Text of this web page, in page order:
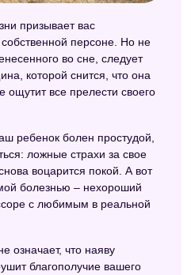
призывает вас
персоне. Но не
во сне, следует
которой снится, что она
ощутит все прелести своего
ребенок болен простудой,
ложные страхи за свое
воцарится покой. А вот
болезнью – нехороший
с любимым в реальной
означает, что наяву
благополучие вашего